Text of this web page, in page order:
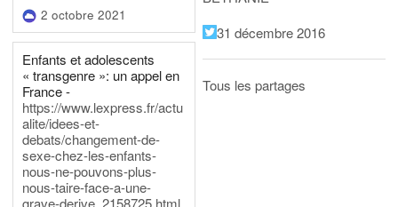
2 octobre 2021
Enfants et adolescents
« transgenre »: un appel en
France -
https://www.lexpress.fr/actu
alite/idees-et-
debats/changement-de-
sexe-chez-les-enfants-
nous-ne-pouvons-plus-
nous-taire-face-a-une-
grave-derive_2158725.html
31 décembre 2016
Tous les partages